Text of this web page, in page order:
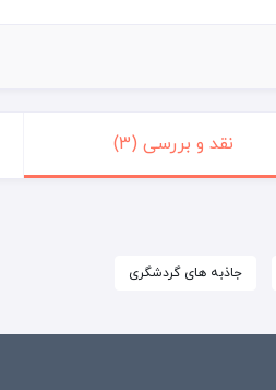
نقد و بررسی (3)
جاذبه های گردشگری